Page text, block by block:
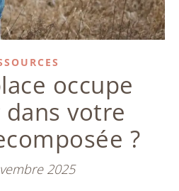
occupe
dans votre
?
2025